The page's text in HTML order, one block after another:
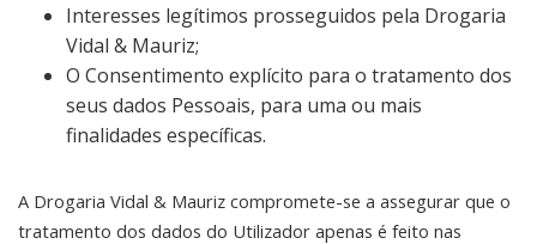
Interesses legítimos prosseguidos pela Drogaria
Vidal & Mauriz;
O Consentimento explícito para o tratamento dos
seus dados Pessoais, para uma ou mais
finalidades específicas.
A Drogaria Vidal & Mauriz compromete-se a assegurar que o
tratamento dos dados do Utilizador apenas é feito nas